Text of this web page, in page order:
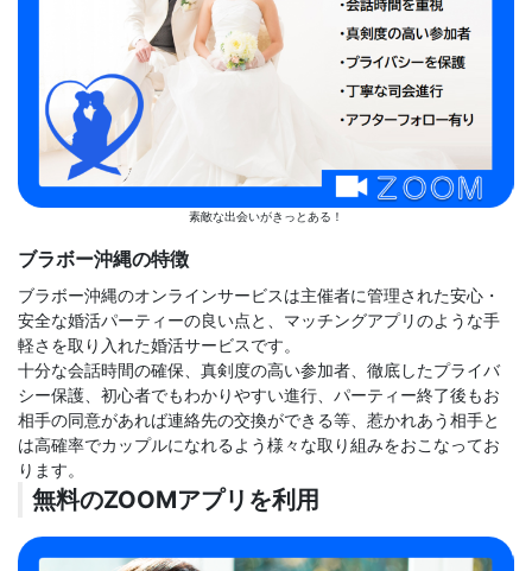
素敵な出会いがきっとある！
ブラボー沖縄の特徴
ブラボー沖縄のオンラインサービスは主催者に管理された安心・
安全な婚活パーティーの良い点と、マッチングアプリのような手
軽さを取り入れた婚活サービスです。
十分な会話時間の確保、真剣度の高い参加者、徹底したプライバ
シー保護、初心者でもわかりやすい進行、パーティー終了後もお
相手の同意があれば連絡先の交換ができる等、惹かれあう相手と
は高確率でカップルになれるよう様々な取り組みをおこなってお
ります。
無料のZOOMアプリを利用